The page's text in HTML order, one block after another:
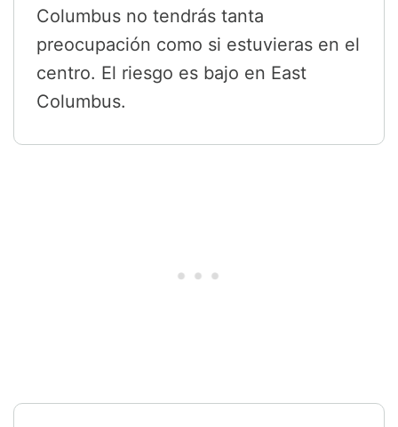
Columbus no tendrás tanta
preocupación como si estuvieras en el
centro. El riesgo es bajo en East
Columbus.